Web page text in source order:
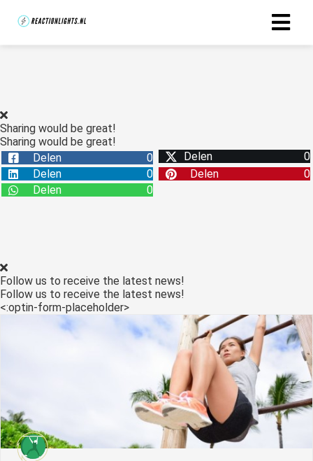
Sharing would be great!
Sharing would be great!
Delen
0 Delen
0
Delen
0 Delen
0
Delen
0
Follow us to receive the latest news!
Follow us to receive the latest news!
<:optin-form-placeholder>